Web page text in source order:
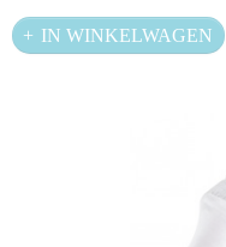
IN WINKELWAGEN